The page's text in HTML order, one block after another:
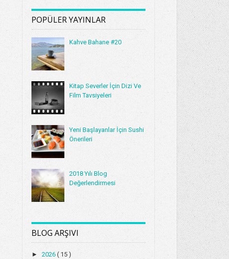
POPÜLER YAYINLAR
Kahve Bahane #20
Kitap Severler İçin Dizi Ve
Film Tavsiyeleri
Yeni Başlayanlar İçin Sushi
Önerileri
2018 Yılı Blog
Değerlendirmesi
BLOG ARŞIVI
►2026( 15 )